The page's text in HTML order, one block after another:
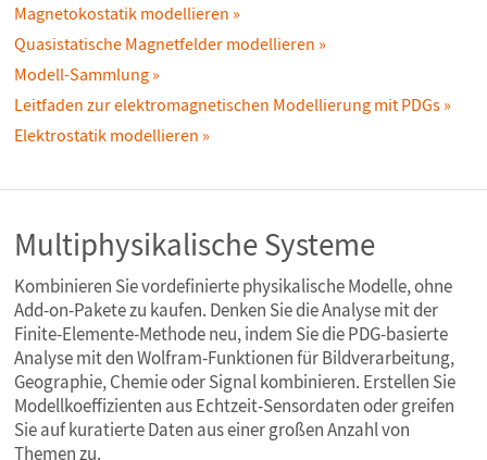
Magnetokostatik modellieren
Quasistatische Magnetfelder modellieren
Modell-Sammlung
Leitfaden zur elektromagnetischen Modellierung mit PDGs
Elektrostatik modellieren
Multiphysikalische Systeme
Kombinieren Sie vordefinierte physikalische Modelle, ohne
Add-on-Pakete zu kaufen. Denken Sie die Analyse mit der
Finite-Elemente-Methode neu, indem Sie die PDG-basierte
Analyse mit den Wolfram-Funktionen für Bildverarbeitung,
Geographie, Chemie oder Signal kombinieren. Erstellen Sie
Modellkoeffizienten aus Echtzeit-Sensordaten oder greifen
Sie auf kuratierte Daten aus einer großen Anzahl von
Themen zu.